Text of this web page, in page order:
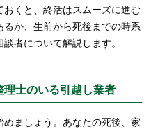
くと、終活はスムーズに進む
か、生前から死後までの時系
者について解説します。
士のいる引越し業者
ましょう。あなたの死後、家